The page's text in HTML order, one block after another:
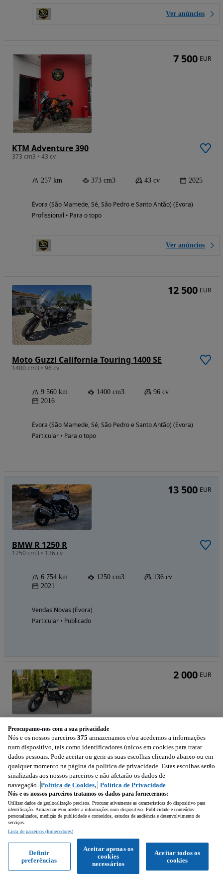
Ver anúncios
KTM Adventure 390
373 cm3 • 43 cv
257 km 373 cm3 43 cv 2025
Évora (São Mamede, Sé, São Pedro e Santo Antão) (Évora)
Profissional • Para o topo
Ver anúncios
7 500 EUR
Moto Guzzi California Touring 1400 SE
1400 cm3 • 96 cv
9 560 km 1400 cm3
96 cv
2016
Évora (São Mamede, Sé, São Pedro e Santo Antão) (Évora)
Particular • Para o topo
12 500 EUR
BMW R 1250 R
1250 cm3 • 136 cv
6 754 km 1250 cm3
136 cv
2021
Vendas Novas (Évora)
Particular • Publicado
13 500 EUR
Brixton BX 125 SK8 Limited Edition
125 cm3 • 11 cv
125 cm3
Évora (Évora)
Particular • Para o topo
2 000 EUR
13 990 EUR
Preocupamo-nos com a sua privacidade
Nós e os nossos parceiros 375 armazenamos e/ou acedemos a informações
num dispositivo, tais como identificadores únicos em cookies para tratar
dados pessoais. Pode aceitar ou gerir as suas escolhas clicando abaixo ou em
qualquer momento na página da política de privacidade. Estas escolhas serão
sinalizadas aos nossos parceiros e não afetarão os dados de
navegação. Política de Cookies, Política de Privacidade
Nós e os nossos parceiros tratamos os dados para fornecermos:
Utilizar dados de geolocalização precisos. Procurar ativamente as características do dispositivo para
identificação. Armazenar e/ou aceder a informações num dispositivo. Publicidade e conteúdos
personalizados, medição de publicidade e conteúdos, estudos de audiência e desenvolvimento de
serviços.
Lista de parceiros (fornecedores)
Aceitar todos os
cookies
Aceitar apenas os
cookies
necessários
Definir
preferências